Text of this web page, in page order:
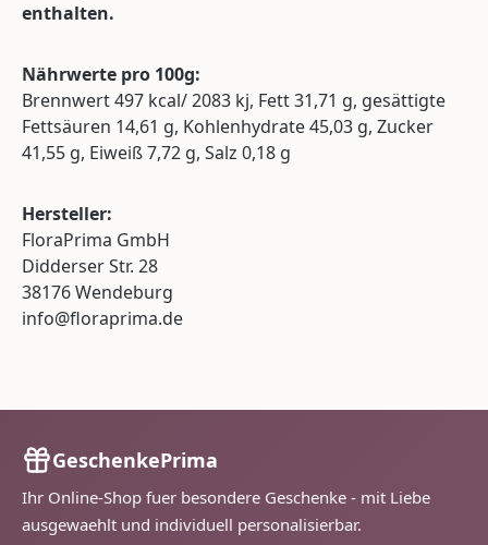
enthalten.
Nährwerte pro 100g:
Brennwert 497 kcal/ 2083 kj, Fett 31,71 g, gesättigte
Fettsäuren 14,61 g, Kohlenhydrate 45,03 g, Zucker
41,55 g, Eiweiß 7,72 g, Salz 0,18 g
Hersteller:
FloraPrima GmbH
Didderser Str. 28
38176 Wendeburg
info@floraprima.de
GeschenkePrima
Ihr Online-Shop fuer besondere Geschenke - mit Liebe
ausgewaehlt und individuell personalisierbar.